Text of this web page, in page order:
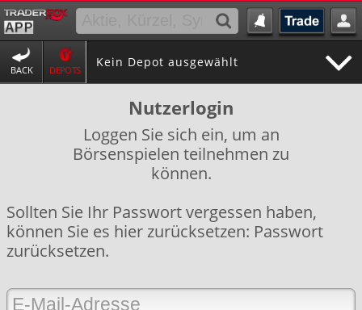
BACK DEPOTS
Kein Depot ausgewählt
Nutzerlogin
Loggen Sie sich ein, um an
Börsenspielen teilnehmen zu
können.
Sollten Sie Ihr Passwort vergessen haben,
können Sie es hier zurücksetzen: Passwort
zurücksetzen.